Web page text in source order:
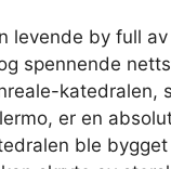
levende by full
spennende
katedralen,
er en
ble bygget